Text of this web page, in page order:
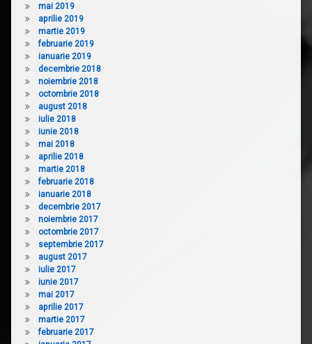
mai 2019
aprilie 2019
martie 2019
februarie 2019
ianuarie 2019
decembrie 2018
noiembrie 2018
octombrie 2018
august 2018
iulie 2018
iunie 2018
mai 2018
aprilie 2018
martie 2018
februarie 2018
ianuarie 2018
decembrie 2017
noiembrie 2017
octombrie 2017
septembrie 2017
august 2017
iulie 2017
iunie 2017
mai 2017
aprilie 2017
martie 2017
februarie 2017